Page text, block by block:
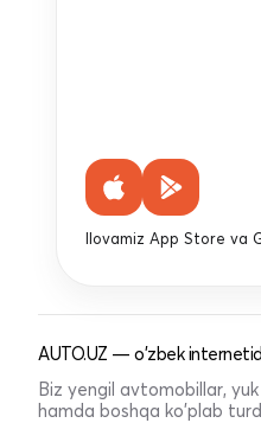
Ilovamiz App Store va
AUTO.UZ — o'zbek
Biz yengil avtomobillar,
hamda boshqa ko'plab